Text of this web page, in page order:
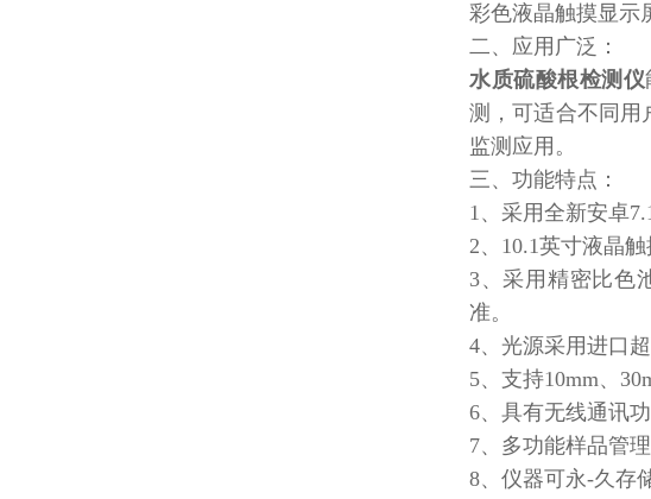
彩色液晶触摸显示
二、应用广泛：
水质硫酸根检测仪
测，可适合不同用
监测应用。
三、功能特点：
1、采用全新安卓
2、10.1英寸液晶
3、采用精密比色
准。
4、光源采用进口
5、支持10mm、
6、具有无线通讯
7、多功能样品管
8、仪器可永-久存